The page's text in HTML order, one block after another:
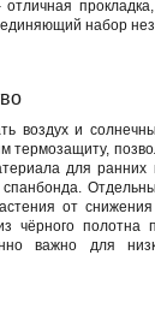
набор
воздух и
термозащиту,
для
от
чёрного полотна
важно для